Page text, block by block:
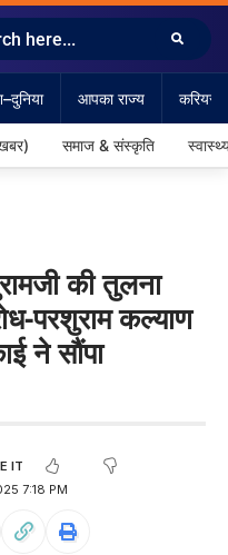
आपका राज्य करियर
समाज & संस्कृति
की तुलना
परशुराम कल्याण
ने‌ सौंपा
7:18 PM